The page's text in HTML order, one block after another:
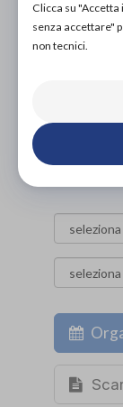
PROVA
PROVA
NON
Clicca su "Accetta
senza accettare"
non tecnici.